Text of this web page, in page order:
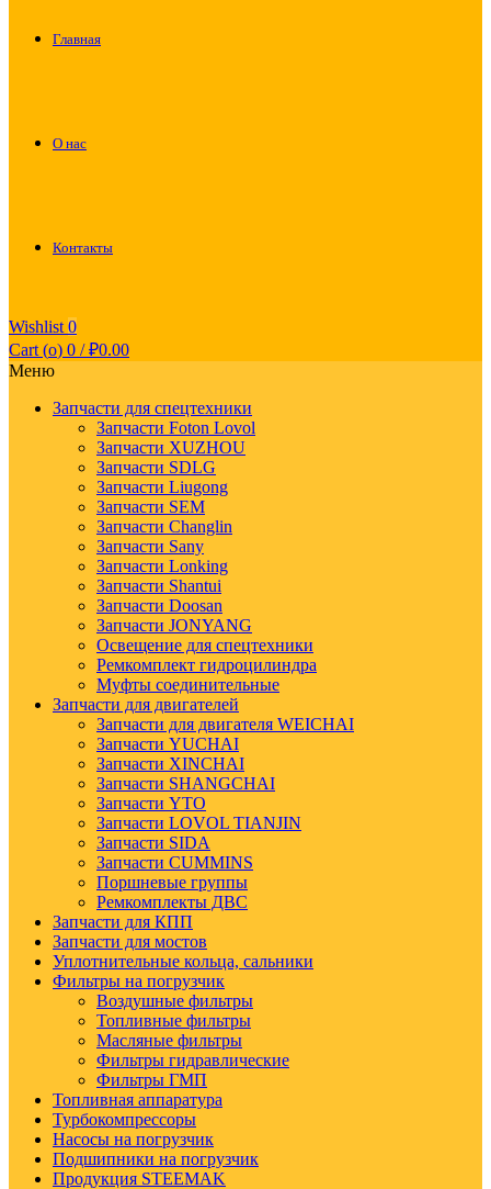
Главная
О нас
Контакты
Wishlist 0
Cart (o) 0 / ₽0.00
Меню
Запчасти для спецтехники
Запчасти Foton Lovol
Запчасти XUZHOU
Запчасти SDLG
Запчасти Liugong
Запчасти SEM
Запчасти Changlin
Запчасти Sany
Запчасти Lonking
Запчасти Shantui
Запчасти Doosan
Запчасти JONYANG
Освещение для спецтехники
Ремкомплект гидроцилиндра
Муфты соединительные
Запчасти для двигателей
Запчасти для двигателя WEICHAI
Запчасти YUCHAI
Запчасти XINCHAI
Запчасти SHANGCHAI
Запчасти YTO
Запчасти LOVOL TIANJIN
Запчасти SIDA
Запчасти CUMMINS
Поршневые группы
Ремкомплекты ДВС
Запчасти для КПП
Запчасти для мостов
Уплотнительные кольца, сальники
Фильтры на погрузчик
Воздушные фильтры
Топливные фильтры
Масляные фильтры
Фильтры гидравлические
Фильтры ГМП
Топливная аппаратура
Турбокомпрессоры
Насосы на погрузчик
Подшипники на погрузчик
Продукция STEEMAK